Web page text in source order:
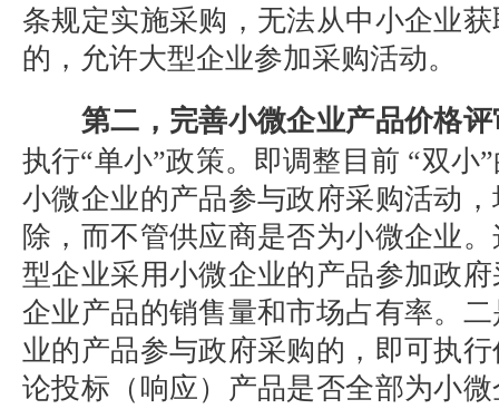
条规定实施采购，无法从中小企业
的，允许大型企业参加采购活动。
第二，完善小微企业产品价格
执行“单小”政策。即调整目前 “双小
小微企业的产品参与政府采购活动
除，而不管供应商是否为小微企业
型企业采用小微企业的产品参加政
企业产品的销售量和市场占有率。
业的产品参与政府采购的，即可执
论投标（响应）产品是否全部为小